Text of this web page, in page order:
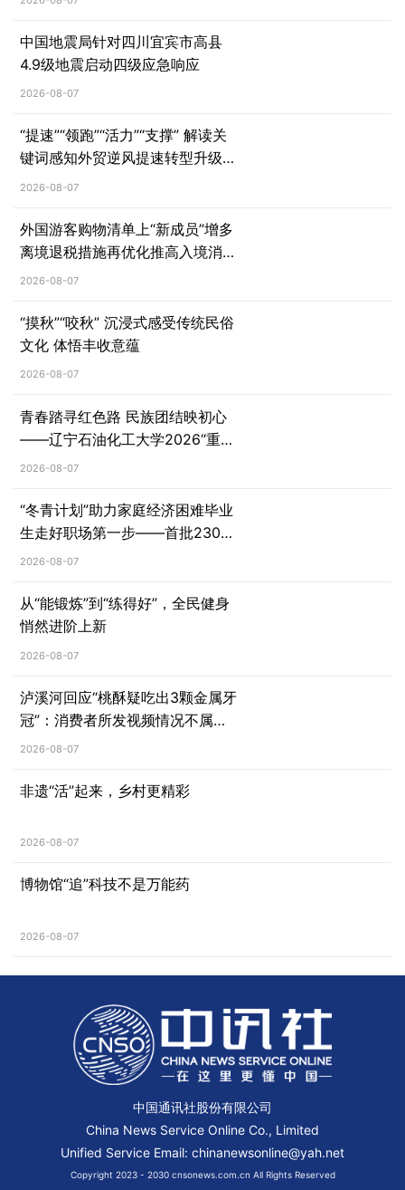
中国地震局针对四川宜宾市高县
4.9级地震启动四级应急响应
2026-08-07
“提速”“领跑”“活力”“支撑” 解读关
键词感知外贸逆风提速转型升级
的“新质爆发力”
2026-08-07
外国游客购物清单上“新成员”增多
离境退税措施再优化推高入境消费
热力
2026-08-07
“摸秋”“咬秋” 沉浸式感受传统民俗
文化 体悟丰收意蕴
2026-08-07
青春踏寻红色路 民族团结映初心
——辽宁石油化工大学2026“重走
长征路”实践团走进红光村
2026-08-07
“冬青计划”助力家庭经济困难毕业
生走好职场第一步——首批2300
余名大学生受益于就业帮扶项目
2026-08-07
从“能锻炼”到“练得好”，全民健身
悄然进阶上新
2026-08-07
泸溪河回应“桃酥疑吃出3颗金属牙
冠”：消费者所发视频情况不属
实，已主动删除相关视频
2026-08-07
非遗“活”起来，乡村更精彩
2026-08-07
博物馆“追”科技不是万能药
2026-08-07
中国通讯社股份有限公司
China News Service Online Co., Limited
Unified Service Email: chinanewsonline@yah.net
Copyright 2023 - 2030 cnsonews.com.cn All Rights Reserved